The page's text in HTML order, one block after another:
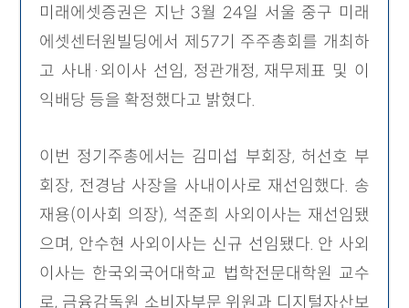
미래에셋증권은 지난 3월 24일 서울 중구 미래
에셋센터원빌딩에서 제57기 주주총회를 개최하
고 사내·외이사 선임, 정관개정, 재무제표 및 이
익배당 등을 확정했다고 밝혔다.
이번 정기주총에서는 김미섭 부회장, 허선호 부
회장, 전경남 사장을 사내이사로 재선임했다. 송
재용(이사회 의장), 석준희 사외이사는 재선임됐
으며, 안수현 사외이사는 신규 선임됐다. 안 사외
이사는 한국외국어대학교 법학전문대학원 교수
로, 금융감독원 소비자부문 위원과 디지털자산보